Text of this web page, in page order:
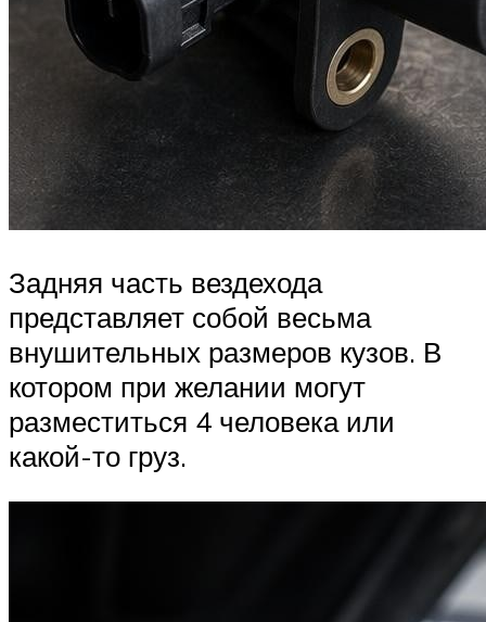
Задняя часть вездехода
представляет собой весьма
внушительных размеров кузов. В
котором при желании могут
разместиться 4 человека или
какой-то груз.